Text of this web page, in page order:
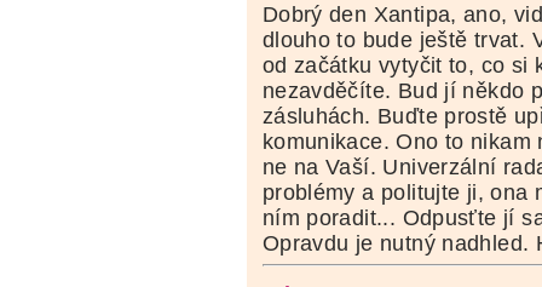
Dobrý den Xantipa, ano,
dlouho to bude ještě trvat.
od začátku vytyčit to, co si
nezavděčíte. Bud jí někdo
zásluhách. Buďte prostě
komunikace. Ono to
ne na Vaší. Univerzální
problémy a politujte ji, ona
ním poradit... Odpusťte jí
Opravdu je nutný nadhled.